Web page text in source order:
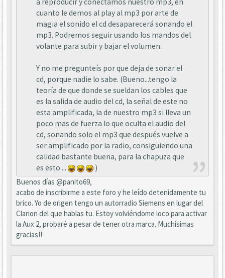
cuanto le demos al play al mp3 por arte de
magia el sonido el cd desaparecerá sonando el
mp3. Podremos seguir usando los mandos del
volante para subir y bajar el volumen.
Y no me pregunteís por que deja de sonar el
cd, porque nadie lo sabe. (Bueno...tengo la
teoría de que donde se sueldan los cables que
es la salida de audio del cd, la señal de este no
esta amplificada, la de nuestro mp3 si lleva un
poco mas de fuerza lo que oculta el audio del
cd, sonando solo el mp3 que después vuelve a
ser amplificado por la radio, consiguiendo una
calidad bastante buena, para la chapuza que
es esto....
)
Buenos días @panito69,
acabo de inscribirme a este foro y he leído detenidamente tu
brico. Yo de origen tengo un autorradio Siemens en lugar del
Clarion del que hablas tu. Estoy volviéndome loco para activar
la Aux 2, probaré a pesar de tener otra marca. Muchísimas
gracias!!